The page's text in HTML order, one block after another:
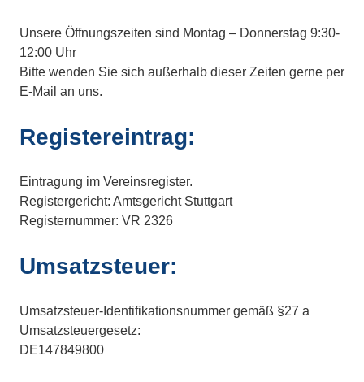
Unsere Öffnungszeiten sind Montag – Donnerstag 9:30-
12:00 Uhr
Bitte wenden Sie sich außerhalb dieser Zeiten gerne per
E-Mail an uns.
Registereintrag:
Eintragung im Vereinsregister.
Registergericht: Amtsgericht Stuttgart
Registernummer: VR 2326
Umsatzsteuer:
Umsatzsteuer-Identifikationsnummer gemäß §27 a
Umsatzsteuergesetz:
DE147849800